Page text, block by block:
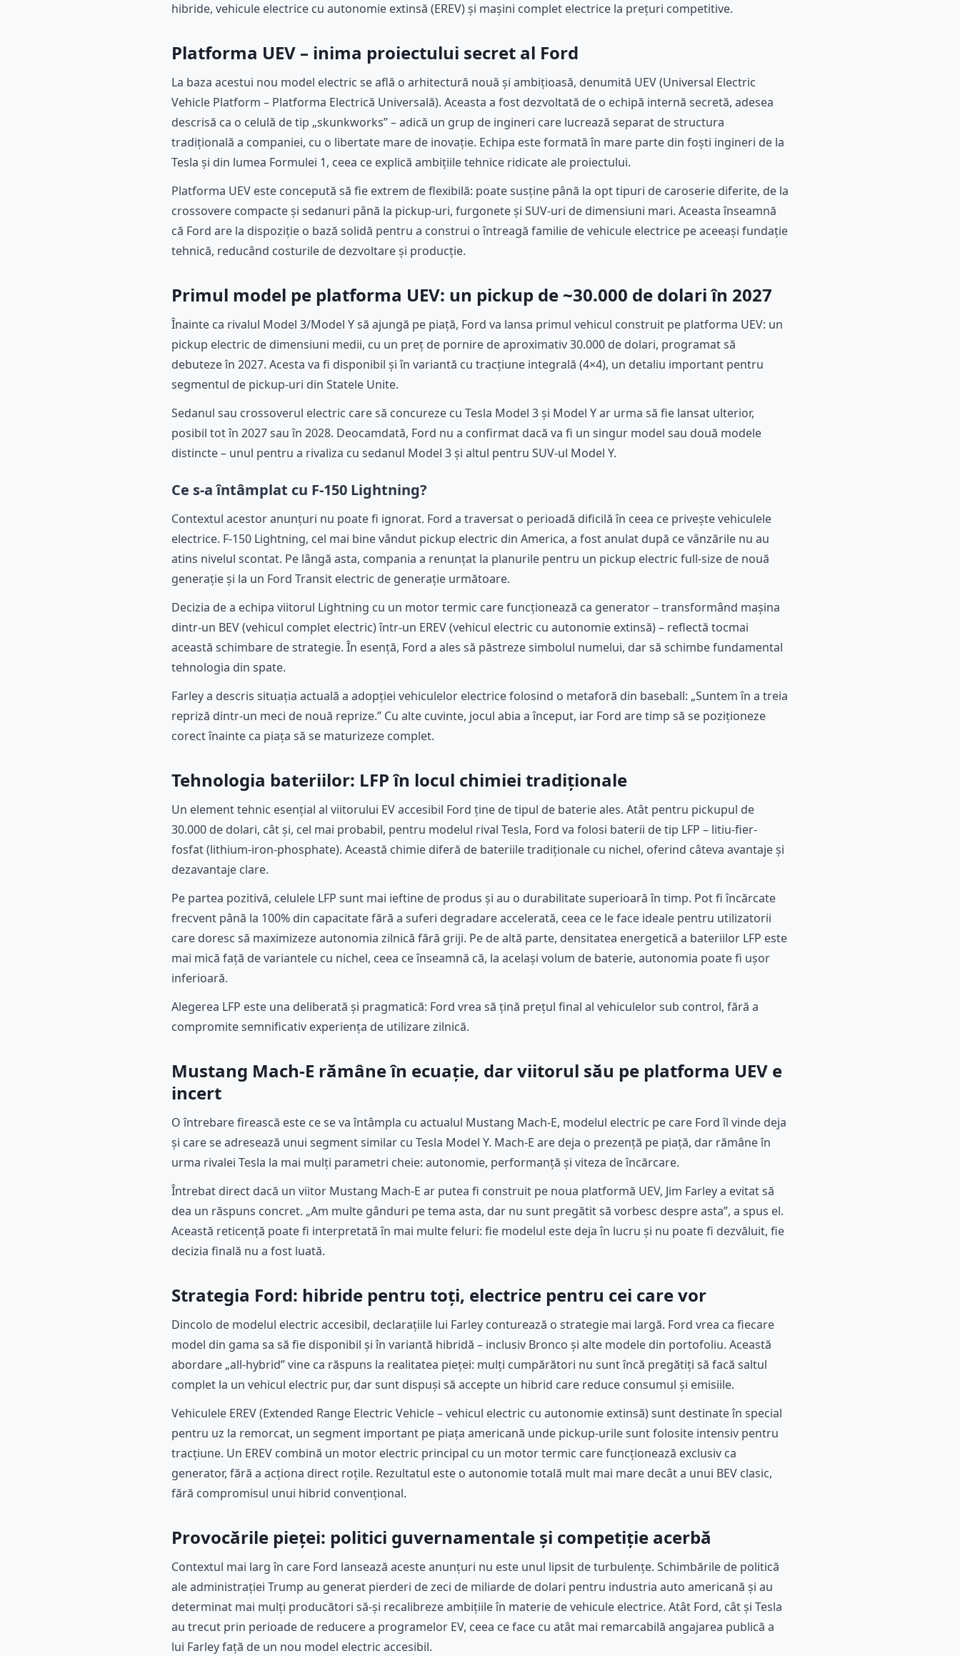
hibride, vehicule electrice cu autonomie extinsă (EREV) și mașini complet electrice la prețuri competitive.
Platforma UEV – inima proiectului secret al Ford
La baza acestui nou model electric se află o arhitectură nouă și ambițioasă, denumită UEV (Universal Electric
Vehicle Platform – Platforma Electrică Universală). Aceasta a fost dezvoltată de o echipă internă secretă, adesea
descrisă ca o celulă de tip „skunkworks” – adică un grup de ingineri care lucrează separat de structura
tradițională a companiei, cu o libertate mare de inovație. Echipa este formată în mare parte din foști ingineri de la
Tesla și din lumea Formulei 1, ceea ce explică ambițiile tehnice ridicate ale proiectului.
Platforma UEV este concepută să fie extrem de flexibilă: poate susține până la opt tipuri de caroserie diferite, de la
crossovere compacte și sedanuri până la pickup-uri, furgonete și SUV-uri de dimensiuni mari. Aceasta înseamnă
că Ford are la dispoziție o bază solidă pentru a construi o întreagă familie de vehicule electrice pe aceeași fundație
tehnică, reducând costurile de dezvoltare și producție.
Primul model pe platforma UEV: un pickup de ~30.000 de dolari în 2027
Înainte ca rivalul Model 3/Model Y să ajungă pe piață, Ford va lansa primul vehicul construit pe platforma UEV: un
pickup electric de dimensiuni medii, cu un preț de pornire de aproximativ 30.000 de dolari, programat să
debuteze în 2027. Acesta va fi disponibil și în variantă cu tracțiune integrală (4×4), un detaliu important pentru
segmentul de pickup-uri din Statele Unite.
Sedanul sau crossoverul electric care să concureze cu Tesla Model 3 și Model Y ar urma să fie lansat ulterior,
posibil tot în 2027 sau în 2028. Deocamdată, Ford nu a confirmat dacă va fi un singur model sau două modele
distincte – unul pentru a rivaliza cu sedanul Model 3 și altul pentru SUV-ul Model Y.
Ce s-a întâmplat cu F-150 Lightning?
Contextul acestor anunțuri nu poate fi ignorat. Ford a traversat o perioadă dificilă în ceea ce privește vehiculele
electrice. F-150 Lightning, cel mai bine vândut pickup electric din America, a fost anulat după ce vânzările nu au
atins nivelul scontat. Pe lângă asta, compania a renunțat la planurile pentru un pickup electric full-size de nouă
generație și la un Ford Transit electric de generație următoare.
Decizia de a echipa viitorul Lightning cu un motor termic care funcționează ca generator – transformând mașina
dintr-un BEV (vehicul complet electric) într-un EREV (vehicul electric cu autonomie extinsă) – reflectă tocmai
această schimbare de strategie. În esență, Ford a ales să păstreze simbolul numelui, dar să schimbe fundamental
tehnologia din spate.
Farley a descris situația actuală a adopției vehiculelor electrice folosind o metaforă din baseball: „Suntem în a treia
repriză dintr-un meci de nouă reprize.” Cu alte cuvinte, jocul abia a început, iar Ford are timp să se poziționeze
corect înainte ca piața să se maturizeze complet.
Tehnologia bateriilor: LFP în locul chimiei tradiționale
Un element tehnic esențial al viitorului EV accesibil Ford ține de tipul de baterie ales. Atât pentru pickupul de
30.000 de dolari, cât și, cel mai probabil, pentru modelul rival Tesla, Ford va folosi baterii de tip LFP – litiu-fier-
fosfat (lithium-iron-phosphate). Această chimie diferă de bateriile tradiționale cu nichel, oferind câteva avantaje și
dezavantaje clare.
Pe partea pozitivă, celulele LFP sunt mai ieftine de produs și au o durabilitate superioară în timp. Pot fi încărcate
frecvent până la 100% din capacitate fără a suferi degradare accelerată, ceea ce le face ideale pentru utilizatorii
care doresc să maximizeze autonomia zilnică fără griji. Pe de altă parte, densitatea energetică a bateriilor LFP este
mai mică față de variantele cu nichel, ceea ce înseamnă că, la același volum de baterie, autonomia poate fi ușor
inferioară.
Alegerea LFP este una deliberată și pragmatică: Ford vrea să țină prețul final al vehiculelor sub control, fără a
compromite semnificativ experiența de utilizare zilnică.
Mustang Mach-E rămâne în ecuație, dar viitorul său pe platforma UEV e
incert
O întrebare firească este ce se va întâmpla cu actualul Mustang Mach-E, modelul electric pe care Ford îl vinde deja
și care se adresează unui segment similar cu Tesla Model Y. Mach-E are deja o prezență pe piață, dar rămâne în
urma rivalei Tesla la mai mulți parametri cheie: autonomie, performanță și viteza de încărcare.
Întrebat direct dacă un viitor Mustang Mach-E ar putea fi construit pe noua platformă UEV, Jim Farley a evitat să
dea un răspuns concret. „Am multe gânduri pe tema asta, dar nu sunt pregătit să vorbesc despre asta”, a spus el.
Această reticență poate fi interpretată în mai multe feluri: fie modelul este deja în lucru și nu poate fi dezvăluit, fie
decizia finală nu a fost luată.
Strategia Ford: hibride pentru toți, electrice pentru cei care vor
Dincolo de modelul electric accesibil, declarațiile lui Farley conturează o strategie mai largă. Ford vrea ca fiecare
model din gama sa să fie disponibil și în variantă hibridă – inclusiv Bronco și alte modele din portofoliu. Această
abordare „all-hybrid” vine ca răspuns la realitatea pieței: mulți cumpărători nu sunt încă pregătiți să facă saltul
complet la un vehicul electric pur, dar sunt dispuși să accepte un hibrid care reduce consumul și emisiile.
Vehiculele EREV (Extended Range Electric Vehicle – vehicul electric cu autonomie extinsă) sunt destinate în special
pentru uz la remorcat, un segment important pe piața americană unde pickup-urile sunt folosite intensiv pentru
tracțiune. Un EREV combină un motor electric principal cu un motor termic care funcționează exclusiv ca
generator, fără a acționa direct roțile. Rezultatul este o autonomie totală mult mai mare decât a unui BEV clasic,
fără compromisul unui hibrid convențional.
Provocările pieței: politici guvernamentale și competiție acerbă
Contextul mai larg în care Ford lansează aceste anunțuri nu este unul lipsit de turbulențe. Schimbările de politică
ale administrației Trump au generat pierderi de zeci de miliarde de dolari pentru industria auto americană și au
determinat mai mulți producători să-și recalibreze ambițiile în materie de vehicule electrice. Atât Ford, cât și Tesla
au trecut prin perioade de reducere a programelor EV, ceea ce face cu atât mai remarcabilă angajarea publică a
lui Farley față de un nou model electric accesibil.